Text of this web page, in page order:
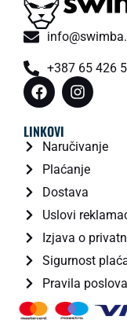
+387 65 426
LINKOVI
Naručivanje
Plaćanje
Dostava
Uslovi
Izjava o
Sigurnost
Pravila